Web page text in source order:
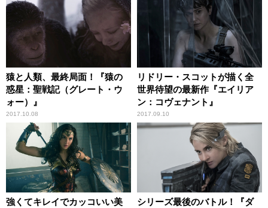
猿と人類、最終局面！『猿の
惑星：聖戦記（グレート・ウ
ォー）』
2017.10.08
リドリー・スコットが描く全
世界待望の最新作『エイリア
ン：コヴェナント』
2017.09.10
強くてキレイでカッコいい美
シリーズ最後のバトル！『ダ